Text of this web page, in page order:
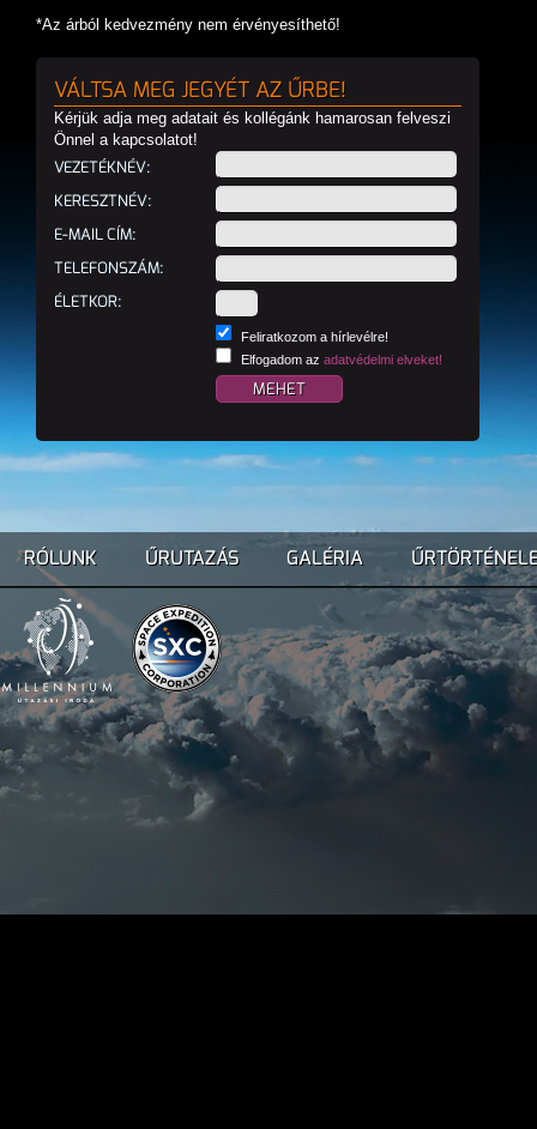
*Az árból kedvezmény nem érvényesíthető!
VÁLTSA MEG JEGYÉT AZ ŰRBE!
Kérjük adja meg adatait és kollégánk hamarosan felveszi
Önnel a kapcsolatot!
VEZETÉKNÉV:
KERESZTNÉV:
E-MAIL CÍM:
TELEFONSZÁM:
ÉLETKOR:
Feliratkozom a hírlevélre!
Elfogadom az adatvédelmi elveket!
RÓLUNK ŰRUTAZÁS GALÉRIA